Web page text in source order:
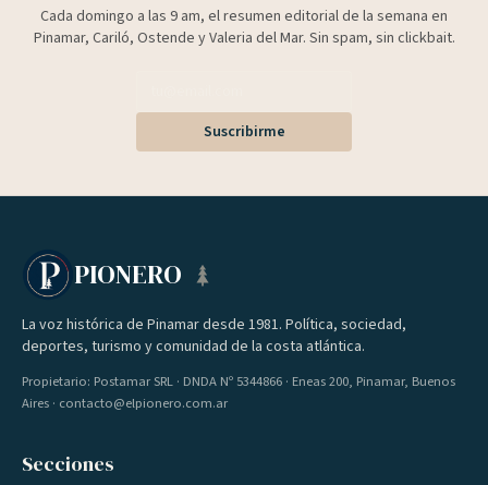
Cada domingo a las 9 am, el resumen editorial de la semana en
Pinamar, Cariló, Ostende y Valeria del Mar. Sin spam, sin clickbait.
Suscribirme
PIONERO
La voz histórica de Pinamar desde 1981. Política, sociedad,
deportes, turismo y comunidad de la costa atlántica.
Propietario: Postamar SRL · DNDA Nº 5344866 · Eneas 200, Pinamar, Buenos
Aires · contacto@elpionero.com.ar
Secciones